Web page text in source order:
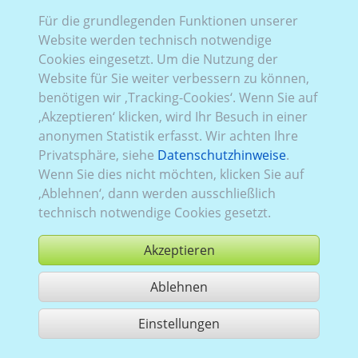
Fari_004:Baureihe 1 , vollelektrisch aktuell (seit 2025)
Heckflügeltüren , Verglasung Links verblecht
verblecht
, Heck verblecht
kaufen
1 Treffer teilen
Für die grundlegenden Funktionen unserer
Website werden technisch notwendige
Cookies eingesetzt. Um die Nutzung der
Website für Sie weiter verbessern zu können,
benötigen wir ‚Tracking-Cookies‘. Wenn Sie auf
‚Akzeptieren‘ klicken, wird Ihr Besuch in einer
anonymen Statistik erfasst. Wir achten Ihre
Privatsphäre, siehe Datenschutzhinweise.
Wenn Sie dies nicht möchten, klicken Sie auf
‚Ablehnen‘, dann werden ausschließlich
technisch notwendige Cookies gesetzt.
Akzeptieren
Ablehnen
Einstellungen